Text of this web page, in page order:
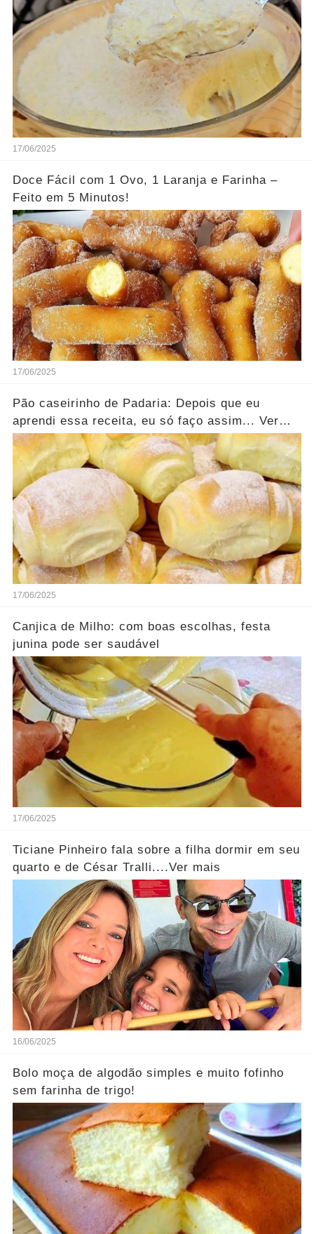
17/06/2025
Doce Fácil com 1 Ovo, 1 Laranja e Farinha –
Feito em 5 Minutos!
17/06/2025
Pão caseirinho de Padaria: Depois que eu
aprendi essa receita, eu só faço assim... Ver
mais
17/06/2025
Canjica de Milho: com boas escolhas, festa
junina pode ser saudável
17/06/2025
Ticiane Pinheiro fala sobre a filha dormir em seu
quarto e de César Tralli....Ver mais
16/06/2025
Bolo moça de algodão simples e muito fofinho
sem farinha de trigo!